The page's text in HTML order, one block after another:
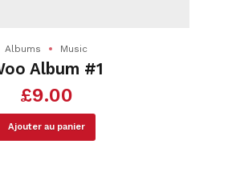
Albums Music
Album #1
£9.00
Ajouter au panier